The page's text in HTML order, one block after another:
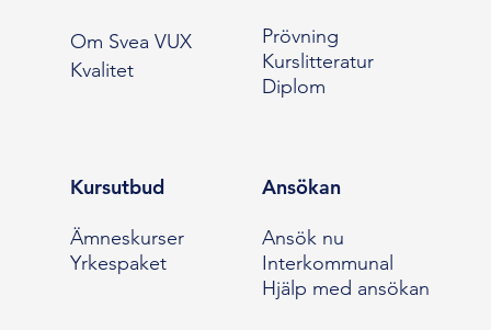
Om Svea VUX
Kvalitet
Prövning
Kurslitteratur
Diplom
Kursutbud
Ämneskurser
Yrkespaket
Ansökan
Ansök nu
Interkommunal
Hjälp med ansökan